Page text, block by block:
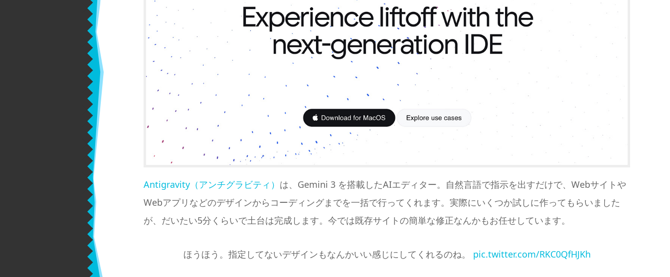
Antigravity（アンチグラビティ） は、Gemini 3 を搭載したAIエディター。自然言語で指示を出すだけで、Webサイトや
Webアプリなどのデザインからコーディングまでを一括で行ってくれます。実際にいくつか試しに作ってもらいました
が、だいたい5分くらいで土台は完成します。今では既存サイトの簡単な修正なんかもお任せしています。
ほうほう。指定してないデザインもなんかいい感じにしてくれるのね。 pic.twitter.com/RKC0QfHJKh